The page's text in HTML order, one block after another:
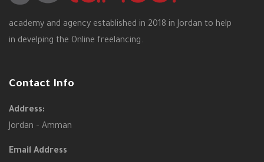
academy and agency established in 2018 in Jordan to help
in develping the Online freelancing.
Contact Info
Address:
Jordan – Amman
Email Address